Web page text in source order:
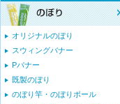
オリジナルのぼり
スウィングバナー
Pバナー
既製のぼり
のぼり竿・のぼりポール